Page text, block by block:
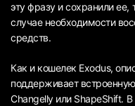
эту фразу и сохранили ее,
случае необходимости
средств.
Как и кошелек Exodus,
поддерживает
Changelly или ShapeShift.